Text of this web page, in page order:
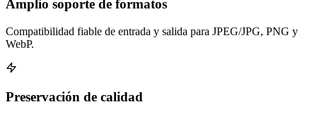
Amplio soporte de formatos
Compatibilidad fiable de entrada y salida para JPEG/JPG, PNG y
WebP.
Preservación de calidad